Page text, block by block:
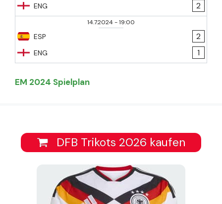
ENG
2
14.7.2024-19:00
ESP
ENG
2
1
EM 2024 Spielplan
DFB Trikots 2026 kaufen